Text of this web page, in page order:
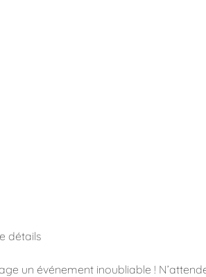
détails
un événement inoubliable !